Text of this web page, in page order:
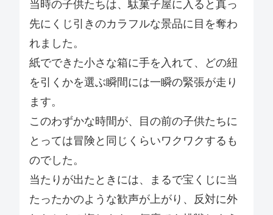
当時の子供たちは、駄菓子屋に入ると真っ
先にくじ引きのカラフルな景品に目を奪わ
れました。
紙でできた小さな箱に手を入れて、どの紐
を引くかを選ぶ瞬間には一瞬の緊張が走り
ます。
このわずかな時間が、目の前の子供たちに
とっては冒険と同じくらいワクワクするも
のでした。
当たりが出たときには、まるで宝くじに当
たったかのような歓声が上がり、反対に外